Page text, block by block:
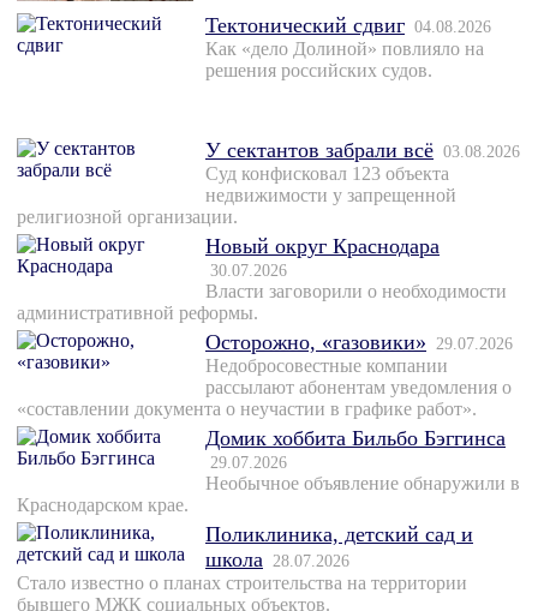
Тектонический сдвиг 04.08.2026
Как «дело Долиной» повлияло на
решения российских судов.
У сектантов забрали всё 03.08.2026
Суд конфисковал 123 объекта
недвижимости у запрещенной
религиозной организации.
Новый округ Краснодара
30.07.2026
Власти заговорили о необходимости
административной реформы.
Осторожно, «газовики» 29.07.2026
Недобросовестные компании
рассылают абонентам уведомления о
«составлении документа о неучастии в графике работ».
Домик хоббита Бильбо Бэггинса
29.07.2026
Необычное объявление обнаружили в
Краснодарском крае.
Поликлиника, детский сад и
школа 28.07.2026
Стало известно о планах строительства на территории
бывшего МЖК социальных объектов.